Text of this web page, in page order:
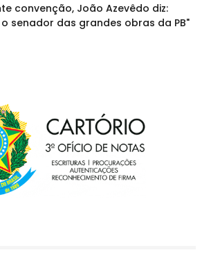
convenção, João Azevêdo diz:
o senador das grandes obras da PB"